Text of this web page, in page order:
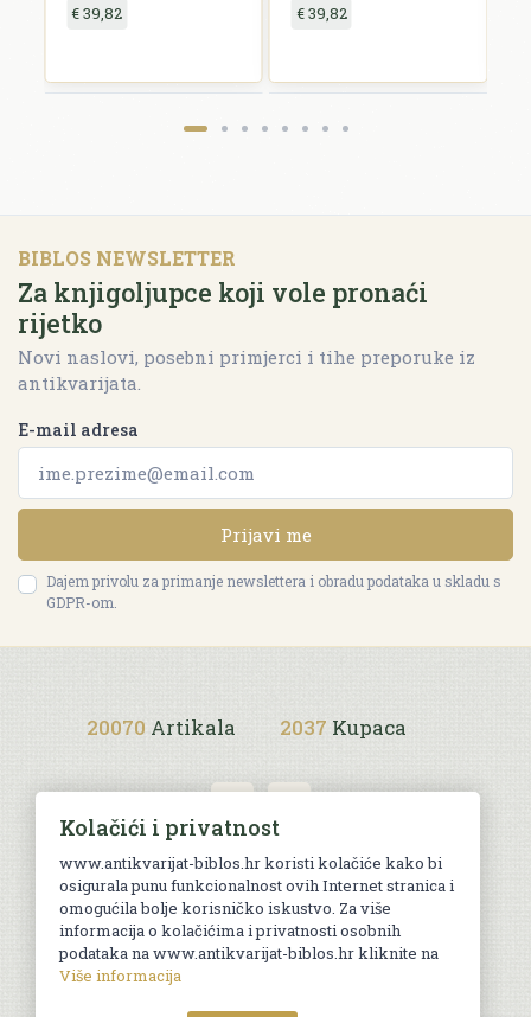
€ 39,82 € 39,82
BIBLOS NEWSLETTER
Za knjigoljupce koji vole pronaći
rijetko
Novi naslovi, posebni primjerci i tihe preporuke iz
antikvarijata.
E-mail adresa
Prijavi me
Dajem privolu za primanje newslettera i obradu podataka u skladu s
GDPR-om.
20070 Artikala 2037 Kupaca
Uvjeti kupnje
© Sva prava pridržana. Web by
Kolačići i privatnost
www.antikvarijat-biblos.hr koristi kolačiće kako bi
osigurala punu funkcionalnost ovih Internet stranica i
omogućila bolje korisničko iskustvo. Za više
informacija o kolačićima i privatnosti osobnih
podataka na www.antikvarijat-biblos.hr kliknite na
Više informacija